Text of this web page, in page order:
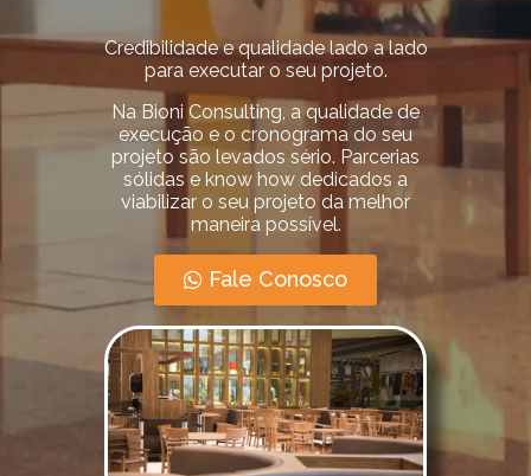
Credibilidade e qualidade lado a lado
para executar o seu projeto.
Na Bioni Consulting, a qualidade de
execução e o cronograma do seu
projeto são levados sério. Parcerias
sólidas e know how dedicados a
viabilizar o seu projeto da melhor
maneira possível.
Fale Conosco